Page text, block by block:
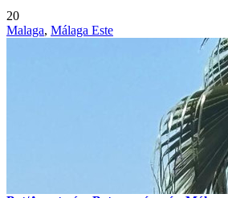
20
Malaga, Málaga Este